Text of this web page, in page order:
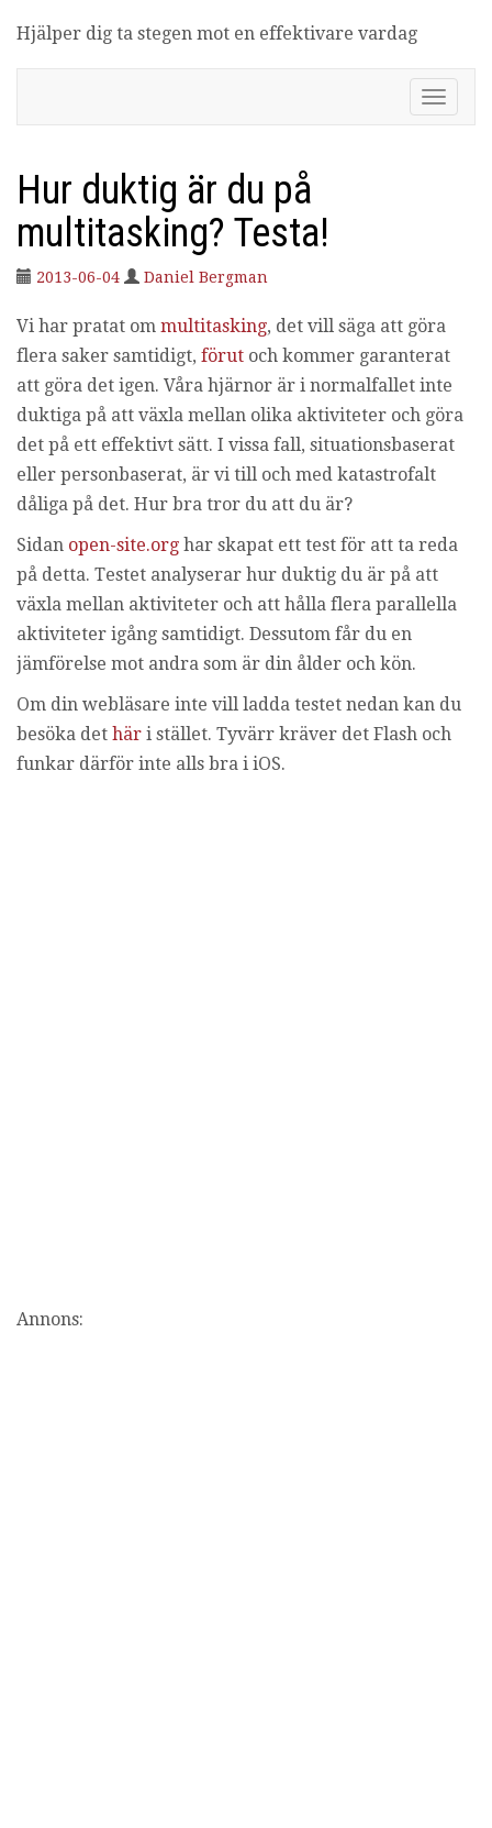
Produktivitetsbloggen
Hjälper dig ta stegen mot en effektivare vardag
V
i
a
i
g
e
r
i
n
Hur duktig är du på
multitasking? Testa!
2013-06-04 Daniel Bergman
Vi har pratat om multitasking, det vill säga att göra
flera saker samtidigt, förut och kommer garanterat
att göra det igen. Våra hjärnor är i normalfallet inte
duktiga på att växla mellan olika aktiviteter och göra
det på ett effektivt sätt. I vissa fall, situationsbaserat
eller personbaserat, är vi till och med katastrofalt
dåliga på det. Hur bra tror du att du är?
Sidan open-site.org har skapat ett test för att ta reda
på detta. Testet analyserar hur duktig du är på att
växla mellan aktiviteter och att hålla flera parallella
aktiviteter igång samtidigt. Dessutom får du en
jämförelse mot andra som är din ålder och kön.
Om din webläsare inte vill ladda testet nedan kan du
besöka det här i stället. Tyvärr kräver det Flash och
funkar därför inte alls bra i iOS.
Annons: